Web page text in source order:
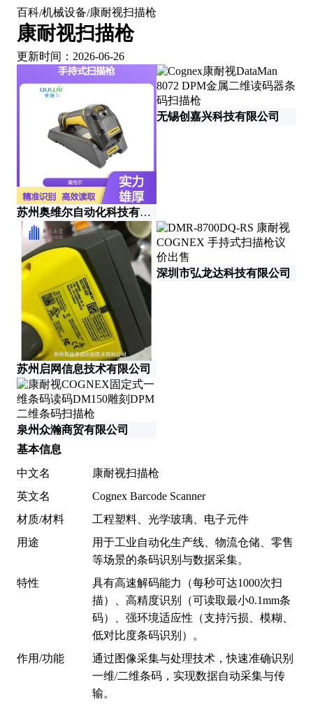
百科/机械设备/康耐视扫描枪
康耐视扫描枪
更新时间：2026-06-26
苏州奥维尔自动化科技有限公司
无锡创嘉兴科技有限公司
苏州启网信息技术有限公司
深圳市弘龙达科技有限公司
泉州众瀚商贸有限公司
基本信息
中文名
康耐视扫描枪
英文名
Cognex Barcode Scanner
材质/材料
工程塑料、光学玻璃、电子元件
用途
用于工业自动化生产线、物流仓储、零售
等场景的条码识别与数据采集。
特性
具有高速解码能力（每秒可达1000次扫
描）、高精度识别（可读取最小0.1mm条
码）、强环境适应性（支持污损、模糊、
低对比度条码识别）。
作用/功能
通过图像采集与处理技术，快速准确识别
一维/二维条码，实现数据自动采集与传
输。